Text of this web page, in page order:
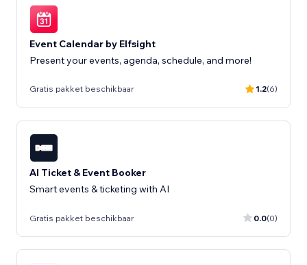
Event Calendar by Elfsight
Present your events, agenda, schedule, and more!
Gratis pakket beschikbaar 1.2(6)
AI Ticket & Event Booker
Smart events & ticketing with AI
Gratis pakket beschikbaar 0.0(0)